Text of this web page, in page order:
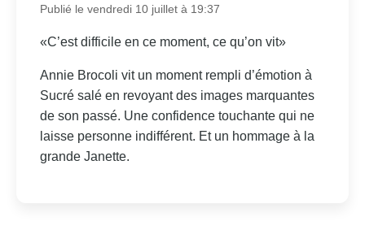
Publié le vendredi 10 juillet à 19:37
«C’est difficile en ce moment, ce qu’on vit»
Annie Brocoli vit un moment rempli d’émotion à
Sucré salé en revoyant des images marquantes
de son passé. Une confidence touchante qui ne
laisse personne indifférent. Et un hommage à la
grande Janette.